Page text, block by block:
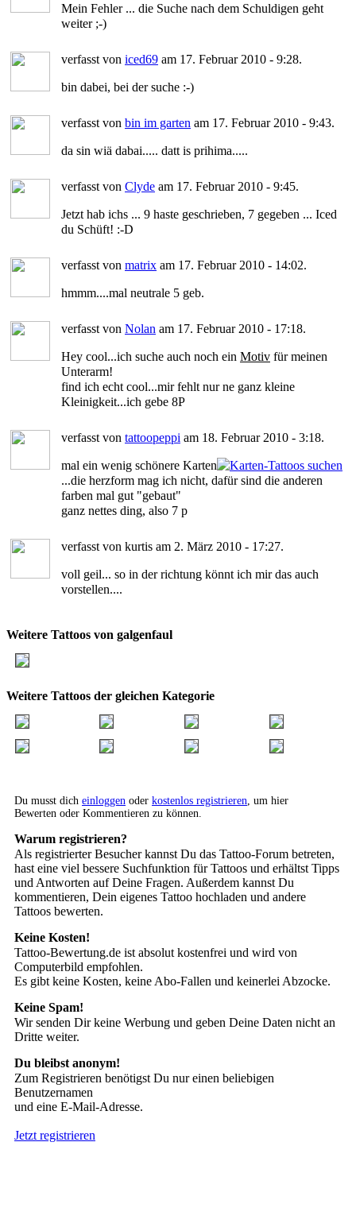
Mein Fehler ... die Suche nach dem Schuldigen geht
weiter ;-)
verfasst von iced69 am 17. Februar 2010 - 9:28.
bin dabei, bei der suche :-)
verfasst von bin im garten am 17. Februar 2010 - 9:43.
da sin wiä dabai..... datt is prihima.....
verfasst von Clyde am 17. Februar 2010 - 9:45.
Jetzt hab ichs ... 9 haste geschrieben, 7 gegeben ... Iced
du Schüft! :-D
verfasst von matrix am 17. Februar 2010 - 14:02.
hmmm....mal neutrale 5 geb.
verfasst von Nolan am 17. Februar 2010 - 17:18.
Hey cool...ich suche auch noch ein Motiv für meinen
Unterarm!
find ich echt cool...mir fehlt nur ne ganz kleine
Kleinigkeit...ich gebe 8P
verfasst von tattoopeppi am 18. Februar 2010 - 3:18.
mal ein wenig schönere Karten
...die herzform mag ich nicht, dafür sind die anderen
farben mal gut "gebaut"
ganz nettes ding, also 7 p
verfasst von kurtis am 2. März 2010 - 17:27.
voll geil... so in der richtung könnt ich mir das auch
vorstellen....
Weitere Tattoos von galgenfaul
Weitere Tattoos der gleichen Kategorie
Du musst dich einloggen oder kostenlos registrieren , um hier
Bewerten oder Kommentieren zu können.
Warum registrieren?
Als registrierter Besucher kannst Du das Tattoo-Forum betreten,
hast eine viel bessere Suchfunktion für Tattoos und erhältst Tipps
und Antworten auf Deine Fragen. Außerdem kannst Du
kommentieren, Dein eigenes Tattoo hochladen und andere
Tattoos bewerten.
Keine Kosten!
Tattoo-Bewertung.de ist absolut kostenfrei und wird von
Computerbild empfohlen.
Es gibt keine Kosten, keine Abo-Fallen und keinerlei Abzocke.
Keine Spam!
Wir senden Dir keine Werbung und geben Deine Daten nicht an
Dritte weiter.
Du bleibst anonym!
Zum Registrieren benötigst Du nur einen beliebigen
Benutzernamen
und eine E-Mail-Adresse.
Jetzt registrieren